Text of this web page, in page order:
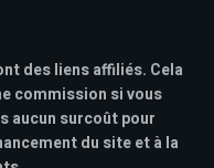
des liens affiliés. Cela
commission si vous
aucun surcoût pour
du site et à la